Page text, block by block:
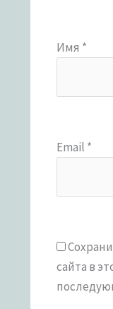
Имя *
Email *
сайта в